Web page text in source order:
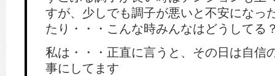
すが、少しでも調子が悪いと不安になっ
たり・・・こんな時みんなはどうしてる
私は・・・正直に言うと、その日は自信
事にしてます